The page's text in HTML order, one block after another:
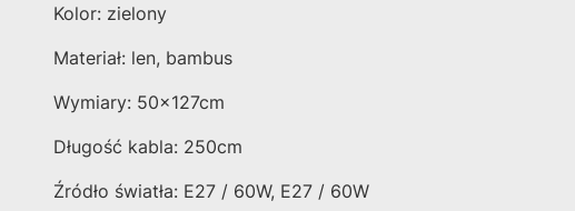
Kolor: zielony
Materiał: len, bambus
Wymiary: 50x127cm
Długość kabla: 250cm
Źródło światła: E27 / 60W, E27 / 60W